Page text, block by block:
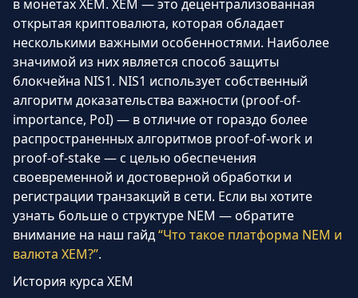
в монетах XEM. XEM — это децентрализованная
открытая криптовалюта, которая обладает
несколькими важными особенностями. Наиболее
значимой из них является способ защиты
блокчейна NIS1. NIS1 использует собственный
алгоритм доказательства важности (proof-of-
importance, PoI) — в отличие от гораздо более
распространенных алгоритмов proof-of-work и
proof-of-stake — с целью обеспечения
своевременной и достоверной обработки и
регистрации транзакций в сети. Если вы хотите
узнать больше о структуре NEM — обратите
внимание на наш гайд“Что такое платформа NEM и
валюта XEM?”.
История курса XEM